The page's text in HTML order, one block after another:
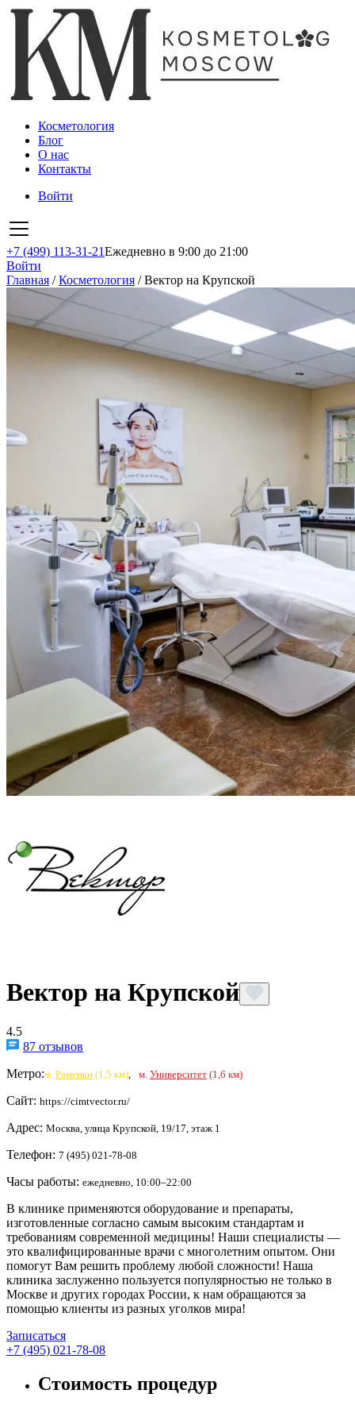
Косметология
Блог
О нас
Контакты
Войти
+7 (499) 113-31-21Ежедневно в 9:00 до 21:00
Войти
Главная /Косметология /Вектор на Крупской
Вектор на Крупской
4.5
87 отзывов
Метро:м. Раменки (1,5 км) м. Университет(1,6 км)
Сайт: https://cimtvector.ru/
Адрес: Москва, улица Крупской, 19/17, этаж 1
Телефон: 7 (495) 021-78-08
Часы работы: ежедневно, 10:00–22:00
В клинике применяются оборудование и препараты,
изготовленные согласно самым высоким стандартам и
требованиям современной медицины! Наши специалисты —
это квалифицированные врачи с многолетним опытом. Они
помогут Вам решить проблему любой сложности! Наша
клиника заслуженно пользуется популярностью не только в
Москве и других городах России, к нам обращаются за
помощью клиенты из разных уголков мира!
Записаться
+7 (495) 021-78-08
Стоимость процедур